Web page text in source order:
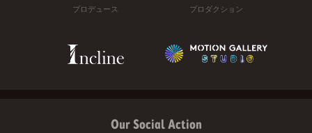
プロデュース プロダクション
Our Social Action